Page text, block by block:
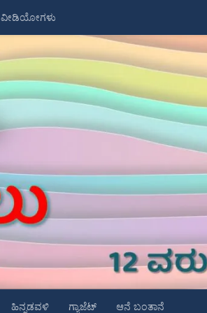
ವೀಡಿಯೋಗಳು
ಹಿನ್ನಡವಳಿ ಗ್ಯಾಜೆಟ್ ಆನೆ ಬಂತಾನೆ